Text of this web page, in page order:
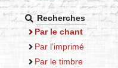
Recherches
Par le chant
Par l’imprimé
Par le timbre